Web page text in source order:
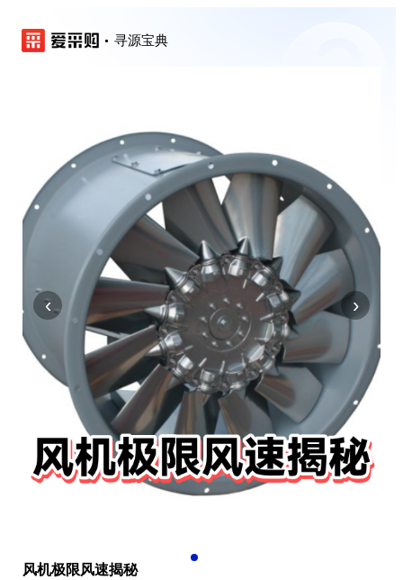
寻源宝典
‹ ›
风机极限风速揭秘